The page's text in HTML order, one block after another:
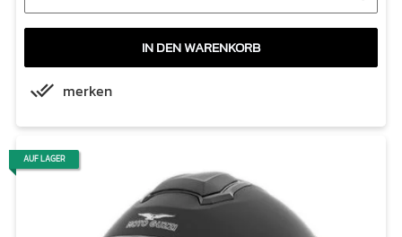
IN DEN WARENKORB
merken
AUF LAGER